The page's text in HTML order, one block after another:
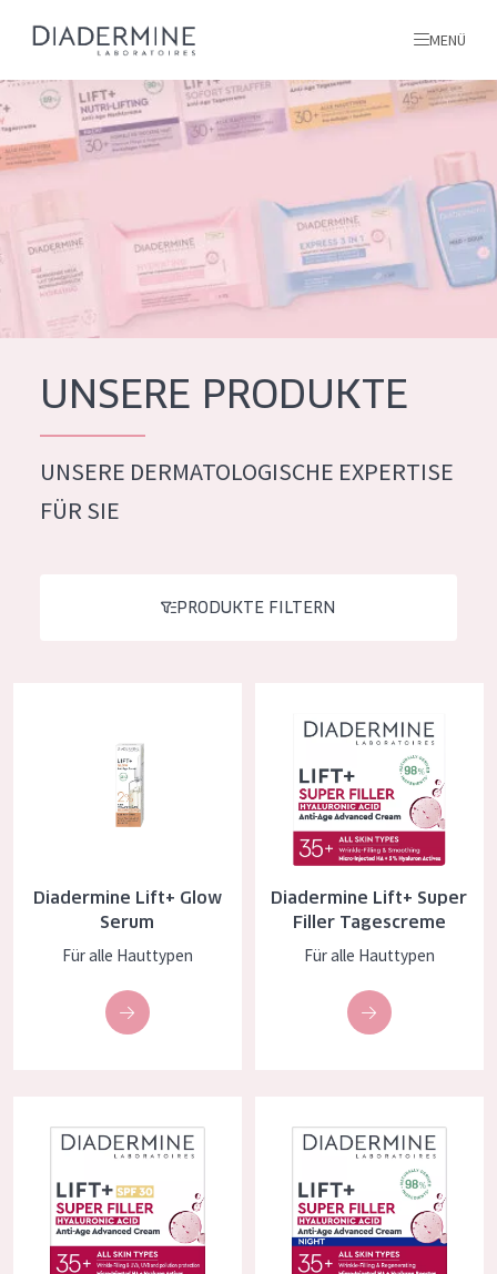
PRODUKTTYP
Feuchtigkeit und Ausstrahlung
Hautregeneration
Tagescreme
Nachtcreme
Augencreme
Reinigung
Essentials
HAUTTYP
Empfindliche Haut
Normale bis trockene Haut
ALLE PRODUKTE
Alle produkte
MENÜ
inhaltsstoffe
Über uns
Inspiration
Kontakt
French
UNSERE PRODUKTE
UNSERE DERMATOLOGISCHE EXPERTISE
FÜR SIE
PRODUKTE FILTERN
Diadermine Lift+ Glow
Serum
Für alle Hauttypen
Diadermine Lift+ Super
Filler Tagescreme
Für alle Hauttypen